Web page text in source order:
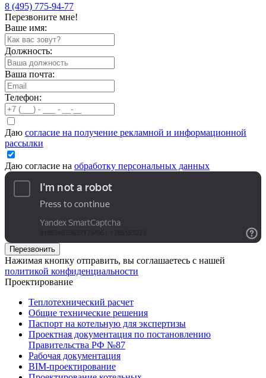
8 (495) 775-94-77
Перезвоните мне!
Ваше имя:
Должность:
Ваша почта:
Телефон:
Даю согласие на получение рекламной и информационной
рассылки
Даю согласие на обработку персональных данных
Перезвонить
Нажимая кнопку отправить, вы соглашаетесь с нашей
политикой конфиденциальности
Проектирование
Теплотехнический расчет
Общие технические решения
Паспорт на котельную для экспертизы
Проектная документация по постановлению
Правительства РФ №87
Рабочая документация
BIM-проектирование